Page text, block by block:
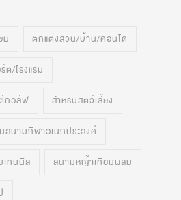
ม ตกแต่งสวน/บ้าน/คอนโด
ต/โรงแรม
กอล์ฟ สำหรับสัตว์เลี้ยง
สนามกีฬาอเนกประสงค์
เทนนิส สนามหญ้าเทียมผสม